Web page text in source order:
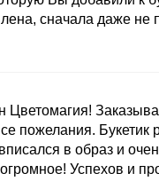
сначала даже
Цветомагия!
пожелания. Букетик
в образ и
Успехов и